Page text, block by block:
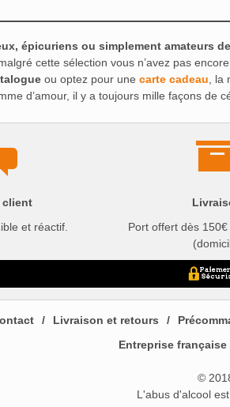
épicuriens ou simplement amateurs
cette sélection vous n’avez pas
ou optez pour une carte cadeau ,
d’amour, il y a toujours mille façons de
client
et réactif.
Port offert dès
Livraison et retours
Entreprise française
©
L'abus d'alcool